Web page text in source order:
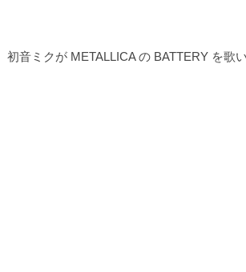
初音ミクが METALLICA の BATTERY を歌